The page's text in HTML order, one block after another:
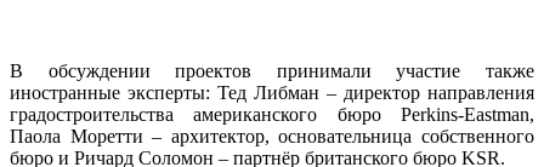
В обсуждении проектов принимали участие также
иностранные эксперты: Тед Либман – директор направления
градостроительства американского бюро Perkins-Eastman,
Паола Моретти – архитектор, основательница собственного
бюро и Ричард Соломон – партнёр британского бюро KSR.